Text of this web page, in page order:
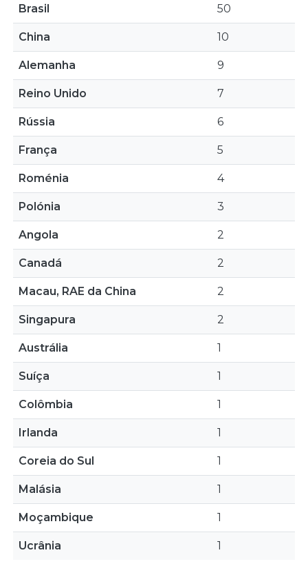
Brasil 50
China 10
Alemanha 9
Reino Unido 7
Rússia 6
França 5
Roménia 4
Polónia 3
Angola 2
Canadá 2
Macau, RAE da China 2
Singapura 2
Austrália 1
Suíça 1
Colômbia 1
Irlanda 1
Coreia do Sul 1
Malásia 1
Moçambique 1
Ucrânia 1